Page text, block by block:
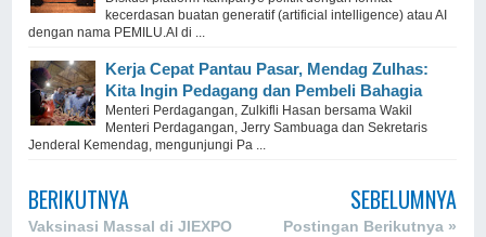
kecerdasan buatan generatif (artificial intelligence) atau AI
dengan nama PEMILU.AI di ...
Kerja Cepat Pantau Pasar, Mendag Zulhas:
Kita Ingin Pedagang dan Pembeli Bahagia
Menteri Perdagangan, Zulkifli Hasan bersama Wakil
Menteri Perdagangan, Jerry Sambuaga dan Sekretaris
Jenderal Kemendag, mengunjungi Pa ...
BERIKUTNYA
Vaksinasi Massal di JIEXPO
SEBELUMNYA
Postingan Berikutnya »